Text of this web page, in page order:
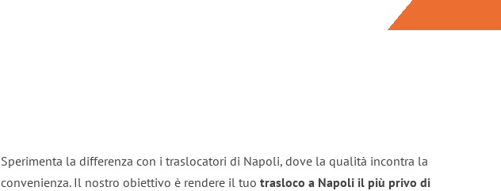
Sperimenta la differenza con i traslocatori di Napoli, dove la qualità incontra la
convenienza. Il nostro obiettivo è rendere il tuo trasloco a Napoli il più privo di